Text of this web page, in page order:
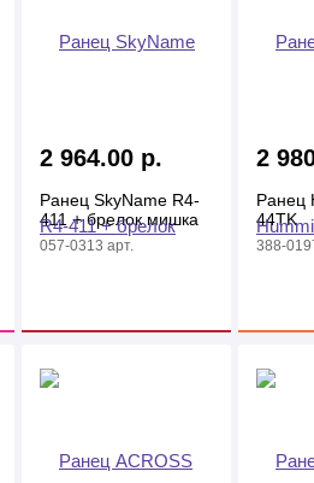
2 964.00 р.
Ранец SkyName R4-
411 + брелок мишка
057-0313 арт.
2
Ранец
44ТK
388-